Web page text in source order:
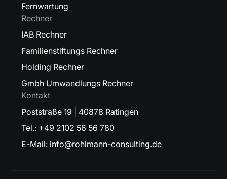
Fernwartung
Rechner
IAB Rechner
Familienstiftungs Rechner
Holding Rechner
Gmbh Umwandlungs Rechner
Kontakt
Poststraße 19 | 40878 Ratingen
Tel.: +49 2102 56 56 780
E-Mail: info@rohlmann-consulting.de